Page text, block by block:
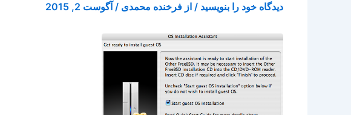
دیدگاه‌ خود را بنویسید / از فرخنده محمدی / آگوست 2, 2015